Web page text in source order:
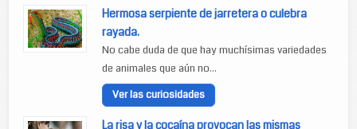
Hermosa serpiente de jarretera o culebra
rayada.
No cabe duda de que hay muchísimas variedades
de animales que aún no...
Ver las curiosidades
La risa y la cocaína provocan las mismas